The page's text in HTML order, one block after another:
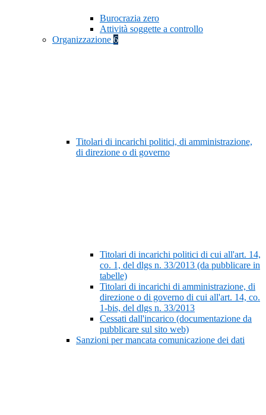
Burocrazia zero
Attività soggette a controllo
Organizzazione 6
Titolari di incarichi politici, di amministrazione,
di direzione o di governo
Titolari di incarichi politici di cui all'art. 14,
co. 1, del dlgs n. 33/2013 (da pubblicare in
tabelle)
Titolari di incarichi di amministrazione, di
direzione o di governo di cui all'art. 14, co.
1-bis, del dlgs n. 33/2013
Cessati dall'incarico (documentazione da
pubblicare sul sito web)
Sanzioni per mancata comunicazione dei dati